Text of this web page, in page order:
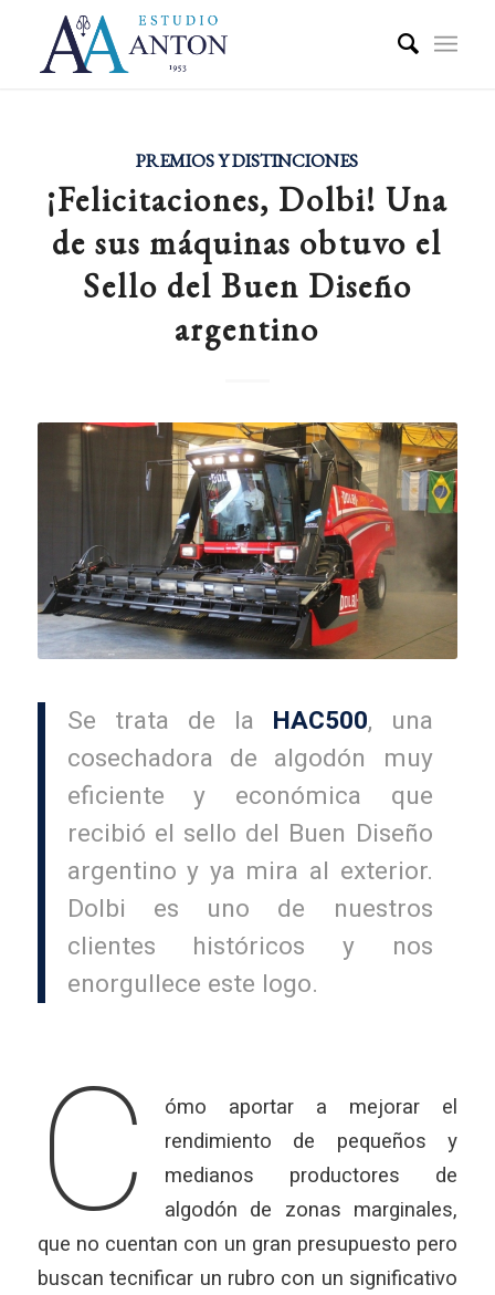
PREMIOS Y DISTINCIONES
¡Felicitaciones, Dolbi! Una
de sus máquinas obtuvo el
Sello del Buen Diseño
argentino
Se trata de la HAC500, una
cosechadora de algodón muy
eficiente y económica que
recibió el sello del Buen Diseño
argentino y ya mira al exterior.
Dolbi es uno de nuestros
clientes históricos y nos
enorgullece este logo.
C
ómo aportar a mejorar el
rendimiento de pequeños y
medianos productores de
algodón de zonas marginales,
que no cuentan con un gran presupuesto pero
buscan tecnificar un rubro con un significativo